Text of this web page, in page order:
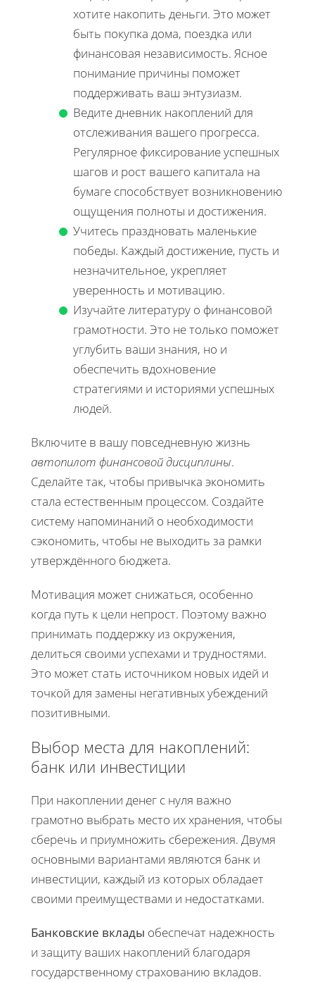
хотите накопить деньги. Это может
быть покупка дома, поездка или
финансовая независимость. Ясное
понимание причины поможет
поддерживать ваш энтузиазм.
Ведите дневник накоплений для
отслеживания вашего прогресса.
Регулярное фиксирование успешных
шагов и рост вашего капитала на
бумаге способствует возникновению
ощущения полноты и достижения.
Учитесь праздновать маленькие
победы. Каждый достижение, пусть и
незначительное, укрепляет
уверенность и мотивацию.
Изучайте литературу о финансовой
грамотности. Это не только поможет
углубить ваши знания, но и
обеспечить вдохновение
стратегиями и историями успешных
людей.
Включите в вашу повседневную жизнь
автопилот финансовой дисциплины.
Сделайте так, чтобы привычка экономить
стала естественным процессом. Создайте
систему напоминаний о необходимости
сэкономить, чтобы не выходить за рамки
утверждённого бюджета.
Мотивация может снижаться, особенно
когда путь к цели непрост. Поэтому важно
принимать поддержку из окружения,
делиться своими успехами и трудностями.
Это может стать источником новых идей и
точкой для замены негативных убеждений
позитивными.
Выбор места для накоплений:
банк или инвестиции
При накоплении денег с нуля важно
грамотно выбрать место их хранения, чтобы
сберечь и приумножить сбережения. Двумя
основными вариантами являются банк и
инвестиции, каждый из которых обладает
своими преимуществами и недостатками.
Банковские вклады обеспечат надежность
и защиту ваших накоплений благодаря
государственному страхованию вкладов.